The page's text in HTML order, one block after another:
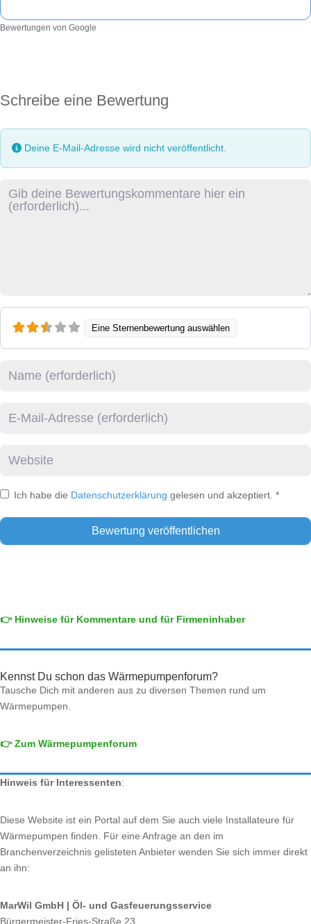
Bewertungen von Google
Schreibe eine Bewertung
Deine E-Mail-Adresse wird nicht veröffentlicht.
Rezensionstext
Eine Sternenbewertung auswählen
Ich habe die Datenschutzerklärung gelesen und akzeptiert. *
👉 Hinweise für Kommentare und für Firmeninhaber
Kennst Du schon das Wärmepumpenforum?
Tausche Dich mit anderen aus zu diversen Themen rund um
Wärmepumpen.
👉 Zum Wärmepumpenforum
Hinweis für Interessenten:
Diese Website ist ein Portal auf dem Sie auch viele Installateure für
Wärmepumpen finden. Für eine Anfrage an den im
Branchenverzeichnis gelisteten Anbieter wenden Sie sich immer direkt
an ihn:
MarWil GmbH | Öl- und Gasfeuerungsservice
Bürgermeister-Fries-Straße 23